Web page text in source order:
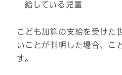
給している児童
こども加算の支給を受けた
いことが判明した場合、こ
す。